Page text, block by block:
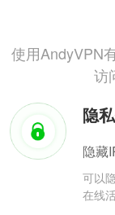
使用AndyVPN
访
隐
隐藏
可以
在线